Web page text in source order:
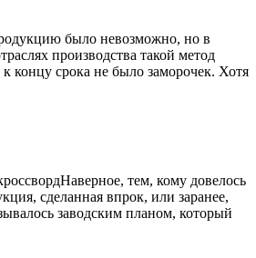
было невозможно, но в
производства такой метод
концу срока не было заморочек. Хотя
Наверное, тем, кому довелось
сделанная впрок, или заранее,
заводским планом, который